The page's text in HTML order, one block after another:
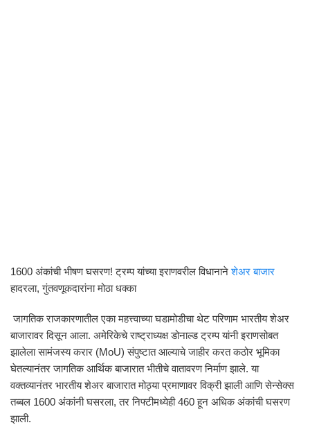
1600 अंकांची भीषण घसरण! ट्रम्प यांच्या इराणवरील विधानानेशेअर बाजार
हादरला, गुंतवणूकदारांना मोठा धक्का
जागतिक राजकारणातील एका महत्त्वाच्या घडामोडीचा थेट परिणाम भारतीय शेअर
बाजारावर दिसून आला. अमेरिकेचे राष्ट्राध्यक्ष डोनाल्ड ट्रम्प यांनी इराणसोबत
झालेला सामंजस्य करार (MoU) संपुष्टात आल्याचे जाहीर करत कठोर भूमिका
घेतल्यानंतर जागतिक आर्थिक बाजारात भीतीचे वातावरण निर्माण झाले. या
वक्तव्यानंतर भारतीय शेअर बाजारात मोठ्या प्रमाणावर विक्री झाली आणि सेन्सेक्स
तब्बल 1600 अंकांनी घसरला, तर निफ्टीमध्येही 460 हून अधिक अंकांची घसरण
झाली.